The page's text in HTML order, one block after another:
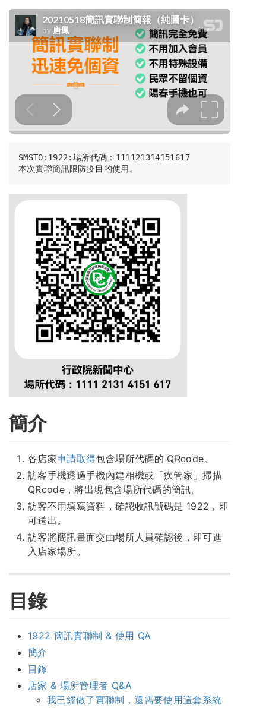
SMSTO:1922:場所代碼：111121314151617
簡介
各店家申請取得包含場所代碼的 QRcode。
訪客手機透過手機內建相機或「疾管家」掃描
QRcode，將出現包含場所代碼的簡訊。
訪客不用填寫資料，確認收訊號碼是 1922，即
可送出。
訪客將簡訊畫面交由場所人員確認後，即可進
入店家場所。
目錄
1922 簡訊實聯制 & 使用 QA
簡介
目錄
店家 & 場所管理者 Q&A
我已經做了實聯制，還需要使用這套系統